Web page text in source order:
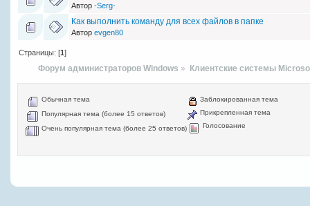
Автор -Serg-
Как выполнить команду для всех файлов в папке
Автор evgen80
Страницы: [1]
Форум администраторов Windows » Клиентские системы
Обычная тема
Популярная тема (более 15 ответов)
Очень популярная тема (более 25 ответов)
Заблокированная тема
Прикрепленная тема
Голосование